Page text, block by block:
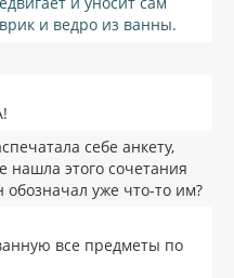
и ведро из ванны.
себе анкету,
нашла этого сочетания
обозначал уже что-то им?
все предметы по